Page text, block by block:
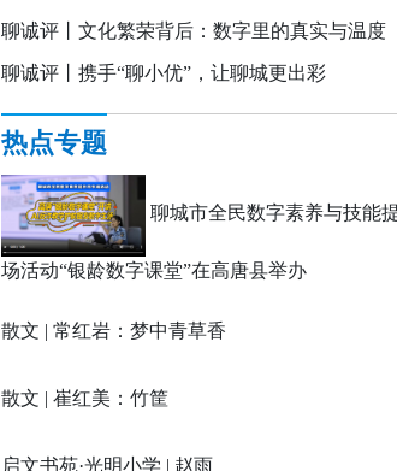
聊诚评丨文化繁荣背后：数字里的真实与温度
聊诚评丨携手“聊小优”，让聊城更出彩
热点专题
聊城市全民数字素养与技能
场活动“银龄数字课堂”在高唐县举办
散文 | 常红岩：梦中青草香
散文 | 崔红美：竹筐
启文书苑·光明小学 | 赵雨